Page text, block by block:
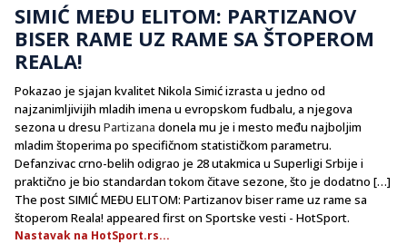
SIMIĆ MEĐU ELITOM: PARTIZANOV
BISER RAME UZ RAME SA ŠTOPEROM
REALA!
Pokazao je sjajan kvalitet Nikola Simić izrasta u jedno od
najzanimljivijih mladih imena u evropskom fudbalu, a njegova
sezona u dresu Partizana donela mu je i mesto među najboljim
mladim štoperima po specifičnom statističkom parametru.
Defanzivac crno-belih odigrao je 28 utakmica u Superligi Srbije i
praktično je bio standardan tokom čitave sezone, što je dodatno […]
The post SIMIĆ MEĐU ELITOM: Partizanov biser rame uz rame sa
štoperom Reala! appeared first on Sportske vesti - HotSport.
Nastavak na HotSport.rs...